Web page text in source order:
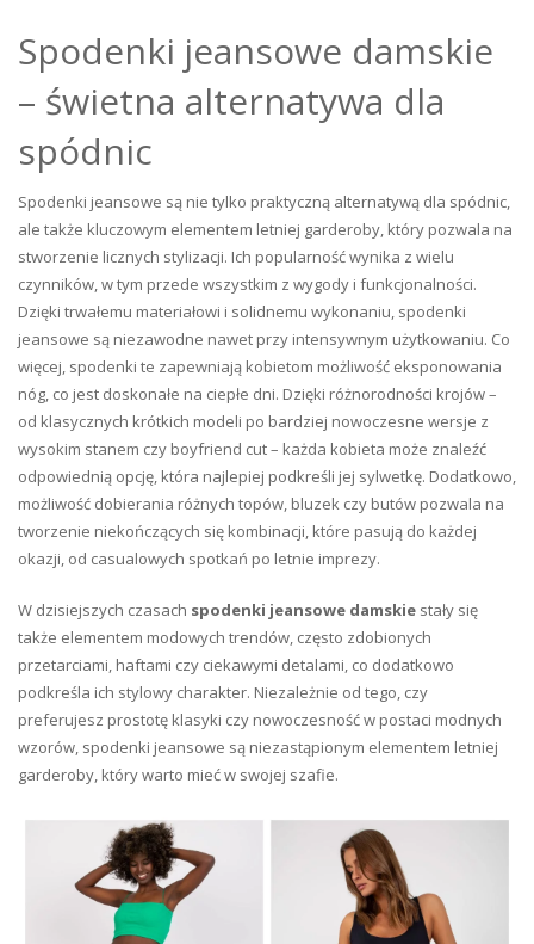
Spodenki jeansowe damskie
– świetna alternatywa dla
spódnic
Spodenki jeansowe są nie tylko praktyczną alternatywą dla spódnic,
ale także kluczowym elementem letniej garderoby, który pozwala na
stworzenie licznych stylizacji. Ich popularność wynika z wielu
czynników, w tym przede wszystkim z wygody i funkcjonalności.
Dzięki trwałemu materiałowi i solidnemu wykonaniu, spodenki
jeansowe są niezawodne nawet przy intensywnym użytkowaniu. Co
więcej, spodenki te zapewniają kobietom możliwość eksponowania
nóg, co jest doskonałe na ciepłe dni. Dzięki różnorodności krojów –
od klasycznych krótkich modeli po bardziej nowoczesne wersje z
wysokim stanem czy boyfriend cut – każda kobieta może znaleźć
odpowiednią opcję, która najlepiej podkreśli jej sylwetkę. Dodatkowo,
możliwość dobierania różnych topów, bluzek czy butów pozwala na
tworzenie niekończących się kombinacji, które pasują do każdej
okazji, od casualowych spotkań po letnie imprezy.
W dzisiejszych czasach spodenki jeansowe damskie stały się
także elementem modowych trendów, często zdobionych
przetarciami, haftami czy ciekawymi detalami, co dodatkowo
podkreśla ich stylowy charakter. Niezależnie od tego, czy
preferujesz prostotę klasyki czy nowoczesność w postaci modnych
wzorów, spodenki jeansowe są niezastąpionym elementem letniej
garderoby, który warto mieć w swojej szafie.